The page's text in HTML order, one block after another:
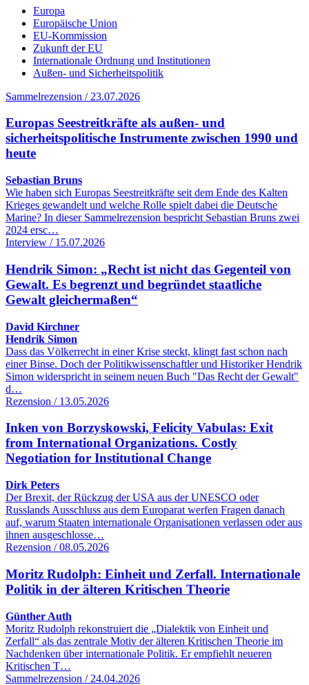
Europa
Europäische Union
EU-Kommission
Zukunft der EU
Internationale Ordnung und Institutionen
Außen- und Sicherheitspolitik
Sammelrezension / 23.07.2026
Europas Seestreitkräfte als außen- und
sicherheitspolitische Instrumente zwischen 1990 und
heute
Sebastian Bruns
Wie haben sich Europas Seestreitkräfte seit dem Ende des Kalten
Krieges gewandelt und welche Rolle spielt dabei die Deutsche
Marine? In dieser Sammelrezension bespricht Sebastian Bruns zwei
2024 ersc…
Interview / 15.07.2026
Hendrik Simon: „Recht ist nicht das Gegenteil von
Gewalt. Es begrenzt und begründet staatliche
Gewalt gleichermaßen“
David Kirchner
Hendrik Simon
Dass das Völkerrecht in einer Krise steckt, klingt fast schon nach
einer Binse. Doch der Politikwissenschaftler und Historiker Hendrik
Simon widerspricht in seinem neuen Buch "Das Recht der Gewalt"
d…
Rezension / 13.05.2026
Inken von Borzyskowski, Felicity Vabulas: Exit
from International Organizations. Costly
Negotiation for Institutional Change
Dirk Peters
Der Brexit, der Rückzug der USA aus der UNESCO oder
Russlands Ausschluss aus dem Europarat werfen Fragen danach
auf, warum Staaten internationale Organisationen verlassen oder aus
ihnen ausgeschlosse…
Rezension / 08.05.2026
Moritz Rudolph: Einheit und Zerfall. Internationale
Politik in der älteren Kritischen Theorie
Günther Auth
Moritz Rudolph rekonstruiert die „Dialektik von Einheit und
Zerfall“ als das zentrale Motiv der älteren Kritischen Theorie im
Nachdenken über internationale Politik. Er empfiehlt neueren
Kritischen T…
Sammelrezension / 24.04.2026